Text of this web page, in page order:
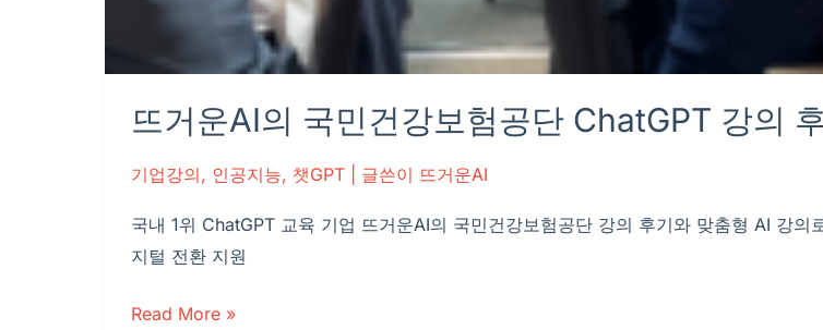
뜨거운AI의 국민건강보험공단 ChatGPT 강의
기업강의, 인공지능, 챗GPT | 글쓴이 뜨거운AI
국내 1위 ChatGPT 교육 기업 뜨거운AI의 국민건강보험공단 강의 후기와 맞춤형 AI 강의
지털 전환 지원
Read More »